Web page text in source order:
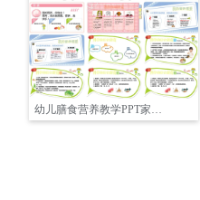
幼儿膳食营养教学PPT家长用